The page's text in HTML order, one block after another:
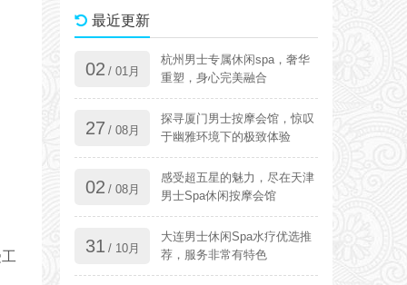
最近更新
02 / 01月
杭州男士专属休闲spa，奢华
重塑，身心完美融合
27 / 08月
探寻厦门男士按摩会馆，惊叹
于幽雅环境下的极致体验
02 / 08月
感受超五星的魅力，尽在天津
男士Spa休闲按摩会馆
31 / 10月
大连男士休闲Spa水疗优选推
荐，服务非常有特色